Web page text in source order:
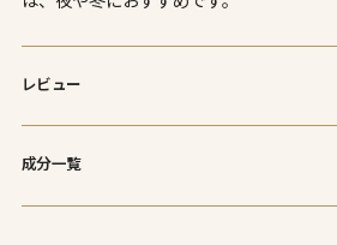
レビュー
成分一覧